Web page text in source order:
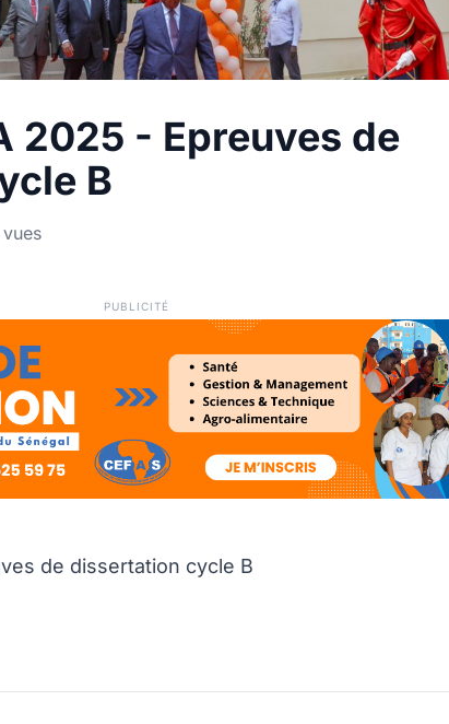
2025 - Epreuves de
B
PUBLICITÉ
de dissertation cycle B